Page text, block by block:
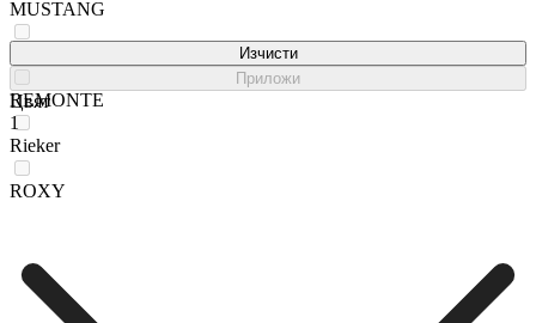
MUSTANG
REMONTE
Rieker
ROXY
Изчисти
Приложи
Цвят
1